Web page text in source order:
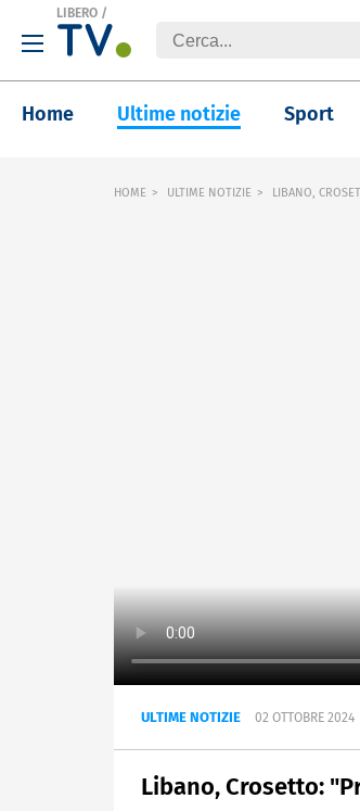
LIBERO /
Home Ultime notizie Sport
HOME ULTIME NOTIZIE LIBANO,
ULTIME NOTIZIE 02 OTTOBRE 2024
Libano, Crosetto: